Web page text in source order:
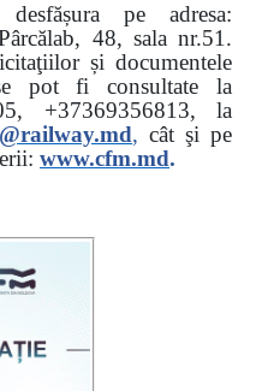
pe adresa:
48, sala nr.51.
și documentele
pot fi consultate la
+37369356813, la
, cât şi pe
www.cfm.md.